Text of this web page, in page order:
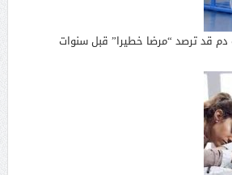
قد ترصد “مرضا خطيرا” قبل سنوات